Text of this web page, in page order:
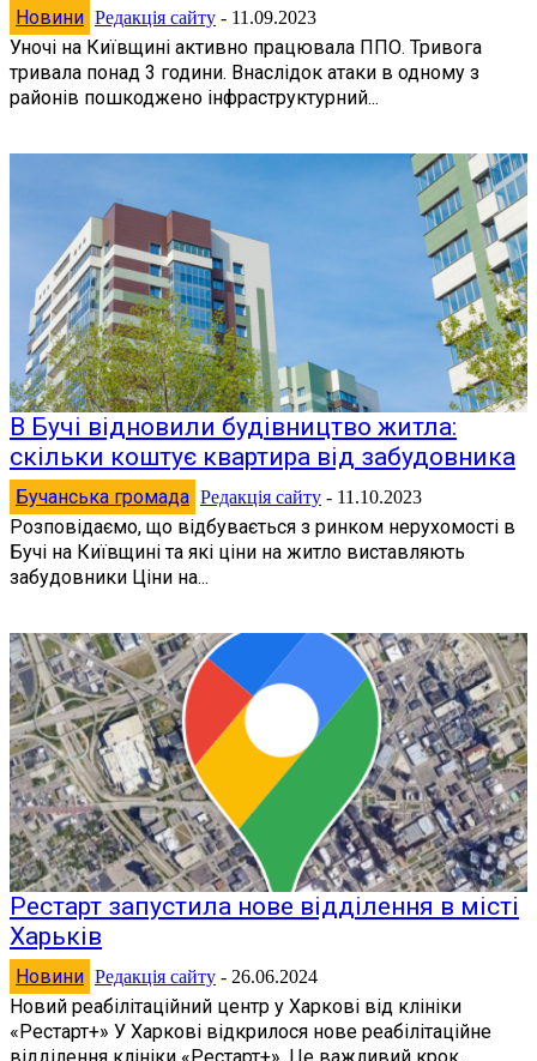
Новини Редакція сайту - 11.09.2023
Уночі на Київщині активно працювала ППО. Тривога
тривала понад 3 години. Внаслідок атаки в одному з
районів пошкоджено інфраструктурний...
В Бучі відновили будівництво житла:
скільки коштує квартира від забудовника
Бучанська громада Редакція сайту - 11.10.2023
Розповідаємо, що відбувається з ринком нерухомості в
Бучі на Київщині та які ціни на житло виставляють
забудовники Ціни на...
Рестарт запустила нове відділення в місті
Харьків
Новини Редакція сайту - 26.06.2024
Новий реабілітаційний центр у Харкові від клініки
«Рестарт+» У Харкові відкрилося нове реабілітаційне